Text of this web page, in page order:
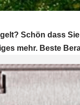
Schön dass
mehr. Beste